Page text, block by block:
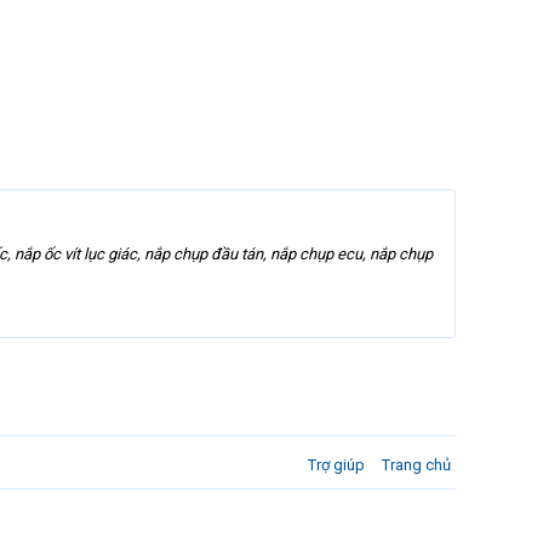
nắp ốc vít lục giác, nắp chụp đầu tán, nắp chụp ecu, nắp chụp
Trợ giúp Trang chủ